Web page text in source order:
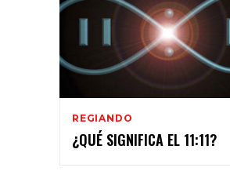
REGIANDO
¿QUÉ SIGNIFICA EL 11:11?